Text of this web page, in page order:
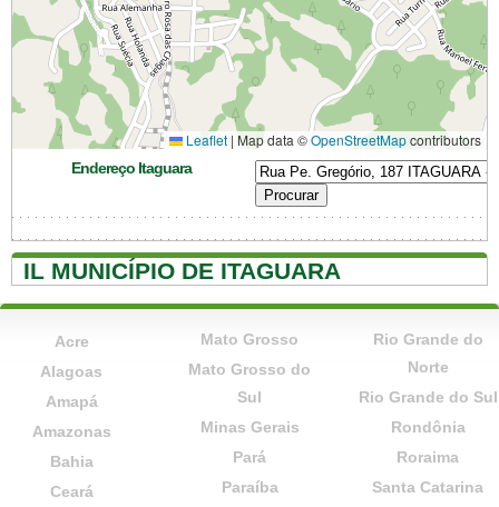
Leaflet | Map data ©OpenStreetMapcontributors
Endereço Itaguara
IL MUNICÍPIO DE ITAGUARA
Acre
Alagoas
Amapá
Amazonas
Bahia
Ceará
Mato Grosso
Mato Grosso do
Sul
Minas Gerais
Pará
Paraíba
Rio Grande do
Norte
Rio Grande do Sul
Rondônia
Roraima
Santa Catarina